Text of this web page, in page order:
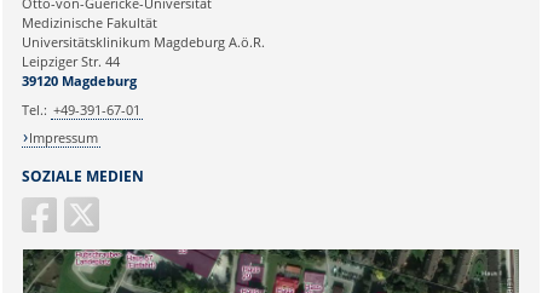
Ihr Anliegen:
SOZIALE MEDIEN
Medizinische Fakultät
Universitätsklinikum Magdeburg A.ö.R.
Leipziger Str. 44
39120 Magdeburg
Tel.: +49-391-67-01
Impressum